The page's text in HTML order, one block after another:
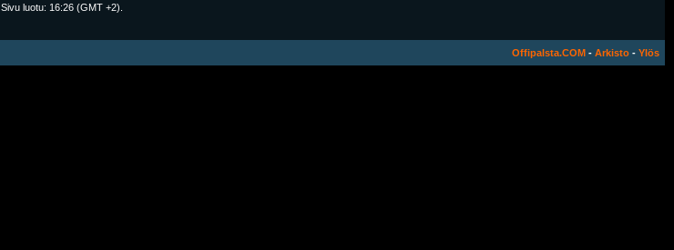
Sivu luotu: 16:26 (GMT +2).
Offipalsta.COM - Arkisto - Ylös